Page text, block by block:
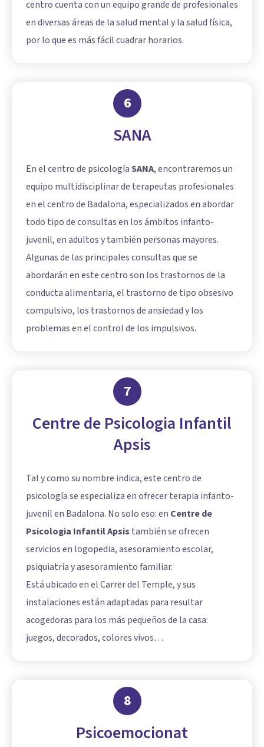
centro cuenta con un equipo grande de profesionales
en diversas áreas de la salud mental y la salud física,
por lo que es más fácil cuadrar horarios.
6
SANA
En el centro de psicologíaSANA, encontraremos un
equipo multidisciplinar de terapeutas profesionales
en el centro de Badalona, especializados en abordar
todo tipo de consultas en los ámbitos infanto-
juvenil, en adultos y también personas mayores.
Algunas de las principales consultas que se
abordarán en este centro son los trastornos de la
conducta alimentaria, el trastorno de tipo obsesivo
compulsivo, los trastornos de ansiedad y los
problemas en el control de los impulsivos.
7
Centre de Psicologia Infantil
Apsis
Tal y como su nombre indica, este centro de
psicología se especializa en ofrecer terapia infanto-
juvenil en Badalona. No solo eso: en Centre de
Psicologia Infantil Apsis también se ofrecen
servicios en logopedia, asesoramiento escolar,
psiquiatría y asesoramiento familiar.
Está ubicado en el Carrer del Temple, y sus
instalaciones están adaptadas para resultar
acogedoras para los más pequeños de la casa:
juegos, decorados, colores vivos…
8
Psicoemocionat